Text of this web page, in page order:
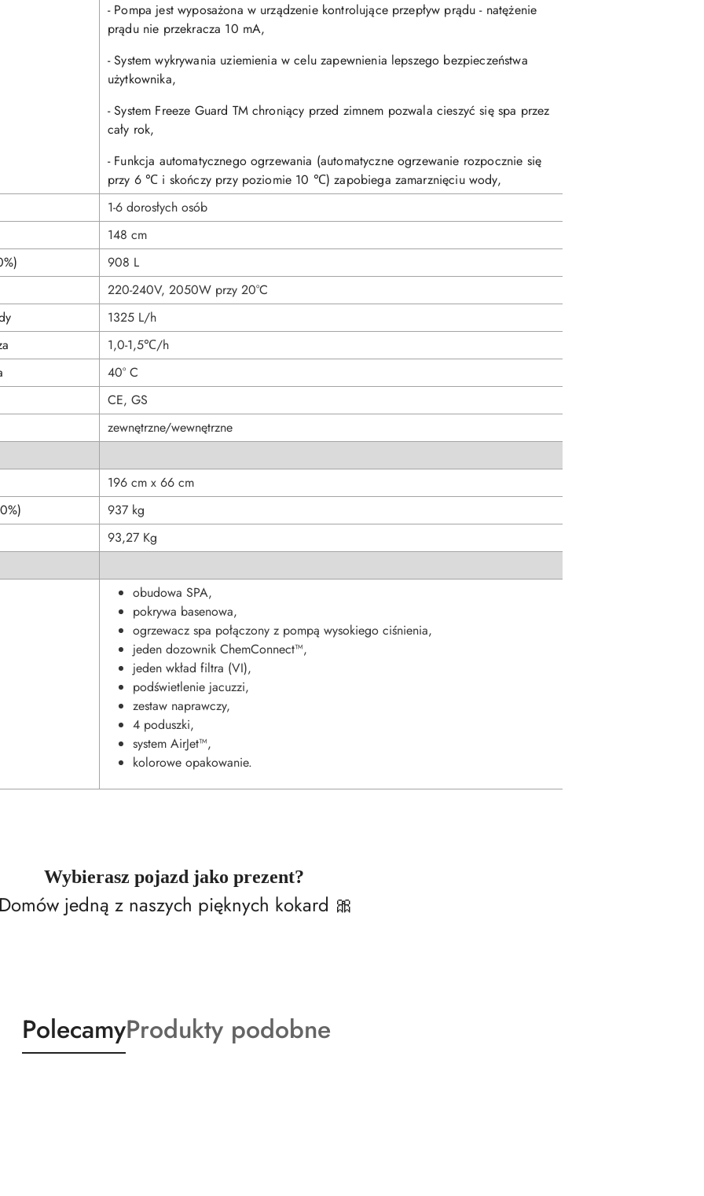
- Pompa jest wyposażona w urządzenie kontrolujące przepływ prądu - natężenie
prądu nie przekracza 10 mA,
- System wykrywania uziemienia w celu zapewnienia lepszego bezpieczeństwa
użytkownika,
- System Freeze Guard TM chroniący przed zimnem pozwala cieszyć się spa przez
cały rok,
- Funkcja automatycznego ogrzewania (automatyczne ogrzewanie rozpocznie się
przy 6 ℃ i skończy przy poziomie 10 ℃) zapobiega zamarznięciu wody,
1-6 dorosłych osób
148 cm
908 L
220-240V, 2050W przy 20°C
1325 L/h
1,0-1,5℃/h
40° C
CE, GS
zewnętrzne/wewnętrzne
196 cm x 66 cm
937 kg
93,27 Kg
obudowa SPA,
pokrywa basenowa,
ogrzewacz spa połączony z pompą wysokiego ciśnienia,
jeden dozownik ChemConnect™,
jeden wkład filtra (VI),
podświetlenie jacuzzi,
zestaw naprawczy,
4 poduszki,
system AirJet™,
kolorowe opakowanie.
Wybierasz pojazd jako prezent?
jedną z naszych pięknych kokard 🎀
Produkty
o
PolecamyProdukty
o
Produkty podobne